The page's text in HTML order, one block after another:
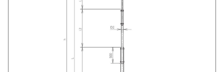
個人データの共同利用について